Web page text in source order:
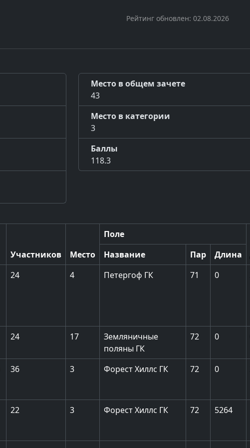
Рейтинг обновлен: 02.08.2026
Место в общем зачете
43
Место в категории
3
Баллы
118.3
Участников Место
Поле
Название Пар
Длина
24 4 Петергоф ГК 71 0
24 17
Земляничные
поляны ГК
72 0
36 3 Форест Хиллс ГК 72 0
22 3 Форест Хиллс ГК 72 5264